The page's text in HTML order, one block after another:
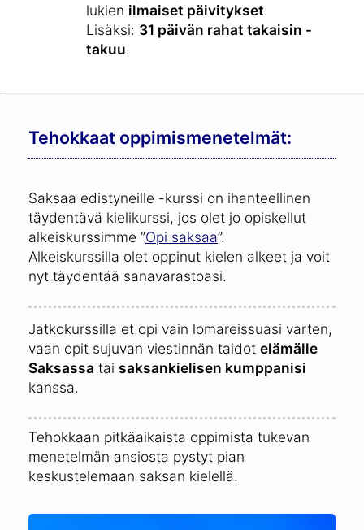
lukien ilmaiset päivitykset.
Lisäksi: 31 päivän rahat takaisin -
takuu.
Tehokkaat oppimismenetelmät:
Saksaa edistyneille -kurssi on ihanteellinen
täydentävä kielikurssi, jos olet jo opiskellut
alkeiskurssimme ”Opi saksaa”.
Alkeiskurssilla olet oppinut kielen alkeet ja voit
nyt täydentää sanavarastoasi.
Jatkokurssilla et opi vain lomareissuasi varten,
vaan opit sujuvan viestinnän taidot elämälle
Saksassa tai saksankielisen kumppanisi
kanssa.
Tehokkaan pitkäaikaista oppimista tukevan
menetelmän ansiosta pystyt pian
keskustelemaan saksan kielellä.